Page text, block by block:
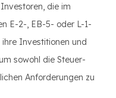
die im
E-2-, EB-5- oder L-1-
ihre Investitionen und
sowohl die Steuer-
Anforderungen zu